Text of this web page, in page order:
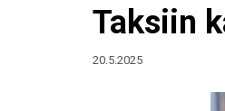
Taksiin
20.5.2025